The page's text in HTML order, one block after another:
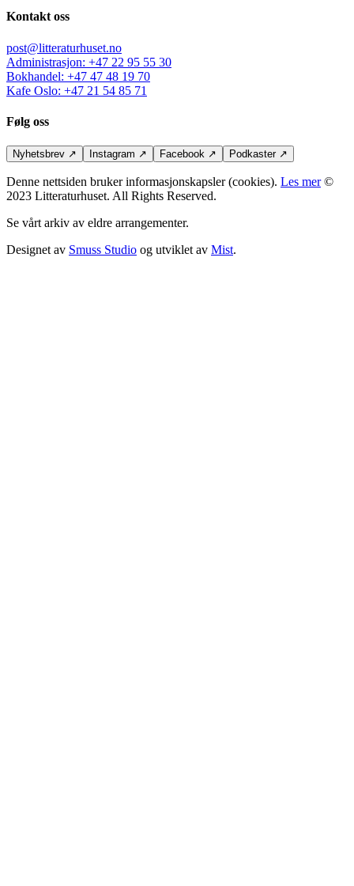
Kontakt oss
post@litteraturhuset.no
Administrasjon: +47 22 95 55 30
Bokhandel: +47 47 48 19 70
Kafe Oslo: +47 21 54 85 71
Følg oss
Nyhetsbrev ↗ Instagram ↗ Facebook ↗ Podkaster↗
Denne nettsiden bruker informasjonskapsler (cookies). Les mer©
2023 Litteraturhuset. All Rights Reserved.
Se vårt arkiv av eldre arrangementer.
Designet av Smuss Studio og utviklet av Mist.